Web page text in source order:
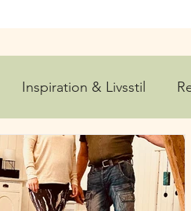
Inspiration & Livsstil